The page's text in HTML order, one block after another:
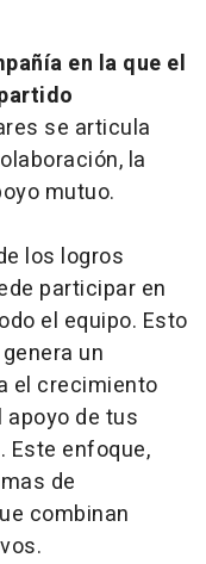
en la que el
se articula
la
mutuo.
los logros
participar en
el equipo. Esto
un
el crecimiento
de tus
Este enfoque,
de
combinan